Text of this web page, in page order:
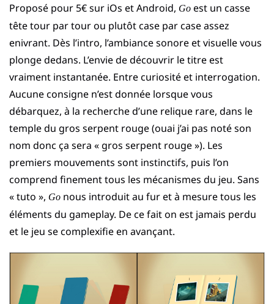
Proposé pour 5€ sur iOs et Android, Go est un casse
tête tour par tour ou plutôt case par case assez
enivrant. Dès l’intro, l’ambiance sonore et visuelle vous
plonge dedans. L’envie de découvrir le titre est
vraiment instantanée. Entre curiosité et interrogation.
Aucune consigne n’est donnée lorsque vous
débarquez, à la recherche d’une relique rare, dans le
temple du gros serpent rouge (ouai j’ai pas noté son
nom donc ça sera « gros serpent rouge »). Les
premiers mouvements sont instinctifs, puis l’on
comprend finement tous les mécanismes du jeu. Sans
« tuto », Go nous introduit au fur et à mesure tous les
éléments du gameplay. De ce fait on est jamais perdu
et le jeu se complexifie en avançant.